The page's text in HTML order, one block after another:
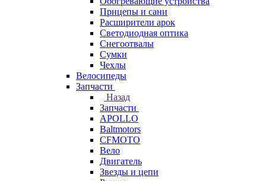
Прицепы и сани
Расширители арок
Светодиодная оптика
Снегоотвалы
Сумки
Чехлы
Велосипеды
Запчасти
Назад
Запчасти
APOLLO
Baltmotors
CFMOTO
Вело
Двигатель
Звезды и цепи